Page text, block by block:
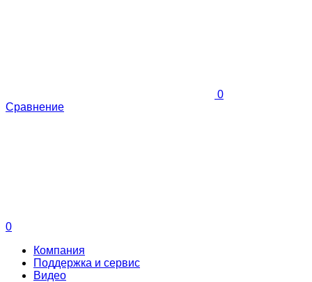
0
Сравнение
0
Компания
Поддержка и сервис
Видео